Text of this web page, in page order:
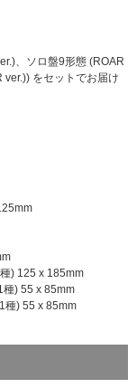
ストラップ
の特典絵柄は異なり
ます。
います。
間以外へのご参加はでき
商品と共に参加者の方に
いたします。券面に記載
合は、いかなる理由にお
当日までこちらの「整理
加券付き】【先着予約
形態セットとなりま
きイベント参加券」1
付き】【先着予約対象
をご購入いただいても当
さない場合の参加はで
、ソロ盤9形態 (ROAR
をセットでお届け
) 125 x 185mm
種) 55 x 85mm
種) 55 x 85mm